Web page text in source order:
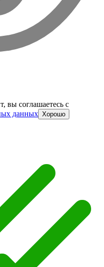
вы соглашаетесь c
данных Хорошо